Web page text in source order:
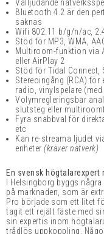
Välljudande
Bluetooth 4.2 är den
saknas
Wifi 802.11 b/g/n/ac,
Stöd för MP3, WMA,
Multiroom-funktion via
eller AirPlay 2
Stöd för Tidal Connect,
Stereoingång (RCA) för
radio, vinylspelare (med
Volymregleringsbar
slutsteg eller
Fyra snabbval för
etc
Kan re-streama ljudet
enheter (kräver nätverk)
En svensk högtalarexpert
I Helsingborg byggs
på marknaden, som är
Pro började som ett litet
tagit ett rejält fäste med
sin expertis inom
trådlös uppkoppling.